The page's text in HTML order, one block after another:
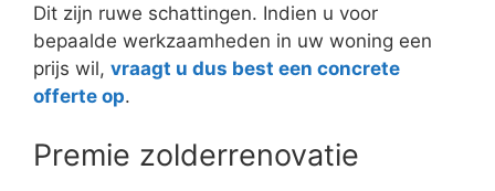
Dit zijn ruwe schattingen. Indien u voor
bepaalde werkzaamheden in uw woning een
prijs wil, vraagt u dus best een concrete
offerte op.
Premie zolderrenovatie